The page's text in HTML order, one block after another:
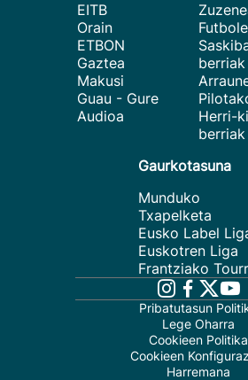
EITB
Orain
ETBON
Gaztea
Makusi
Guau - Gure
Audioa
berriak
Herri-
berriak
Gaurkotasuna
Munduko
Txapelketa
Eusko Label
Euskotren Liga
Frantziako
Pribatutasun
Lege Oharra
Cookieen Politika
Cookieen
Harremana